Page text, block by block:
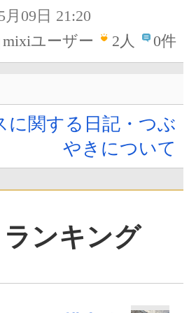
月09日 21:20
mixiユーザー
2人 0件
に関する日記・つぶ
やきについて
ランキング